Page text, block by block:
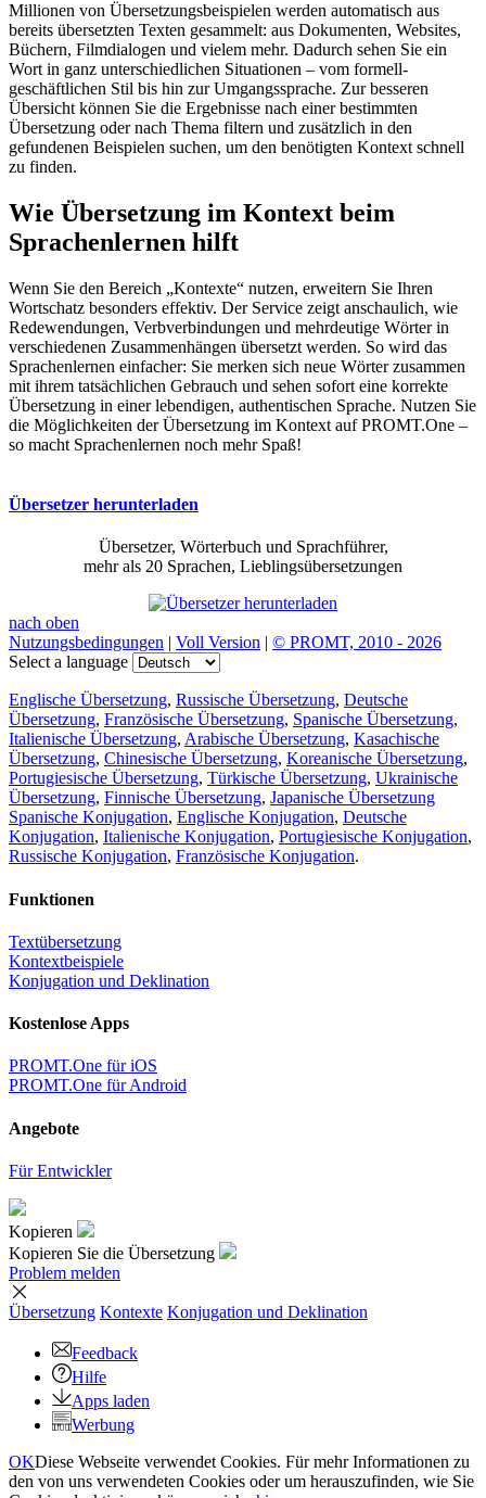
Millionen von Übersetzungsbeispielen werden automatisch aus
bereits übersetzten Texten gesammelt: aus Dokumenten, Websites,
Büchern, Filmdialogen und vielem mehr. Dadurch sehen Sie ein
Wort in ganz unterschiedlichen Situationen – vom formell-
geschäftlichen Stil bis hin zur Umgangssprache. Zur besseren
Übersicht können Sie die Ergebnisse nach einer bestimmten
Übersetzung oder nach Thema filtern und zusätzlich in den
gefundenen Beispielen suchen, um den benötigten Kontext schnell
zu finden.
Wie Übersetzung im Kontext beim
Sprachenlernen hilft
Wenn Sie den Bereich „Kontexte“ nutzen, erweitern Sie Ihren
Wortschatz besonders effektiv. Der Service zeigt anschaulich, wie
Redewendungen, Verbverbindungen und mehrdeutige Wörter in
verschiedenen Zusammenhängen übersetzt werden. So wird das
Sprachenlernen einfacher: Sie merken sich neue Wörter zusammen
mit ihrem tatsächlichen Gebrauch und sehen sofort eine korrekte
Übersetzung in einer lebendigen, authentischen Sprache. Nutzen Sie
die Möglichkeiten der Übersetzung im Kontext auf PROMT.One –
so macht Sprachenlernen noch mehr Spaß!
Übersetzer herunterladen
Übersetzer, Wörterbuch und Sprachführer,
mehr als 20 Sprachen, Lieblingsübersetzungen
nach oben
Nutzungsbedingungen | Voll Version | © PROMT, 2010 - 2026
Select a language
Englische Übersetzung, Russische Übersetzung, Deutsche
Übersetzung, Französische Übersetzung, Spanische Übersetzung,
Italienische Übersetzung, Arabische Übersetzung, Kasachische
Übersetzung, Chinesische Übersetzung, Koreanische Übersetzung,
Portugiesische Übersetzung, Türkische Übersetzung, Ukrainische
Übersetzung, Finnische Übersetzung, Japanische Übersetzung
Spanische Konjugation, Englische Konjugation, Deutsche
Konjugation, Italienische Konjugation, Portugiesische Konjugation,
Russische Konjugation, Französische Konjugation.
Funktionen
Textübersetzung
Kontextbeispiele
Konjugation und Deklination
Kostenlose Apps
PROMT.One für iOS
PROMT.One für Android
Angebote
Für Entwickler
Kopieren
Kopieren Sie die Übersetzung
Problem melden
Übersetzung Kontexte Konjugation und Deklination
Feedback
Hilfe
Apps laden
Werbung
OKDiese Webseite verwendet Cookies. Für mehr Informationen zu
den von uns verwendeten Cookies oder um herauszufinden, wie Sie